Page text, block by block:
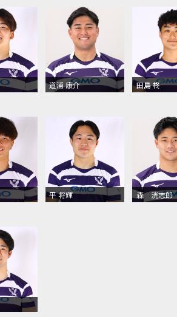
道浦 康介 田島 柊
平 将輝 森 洸志郎